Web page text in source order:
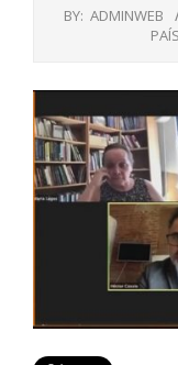
BY: ADMINWEB
PAÍS